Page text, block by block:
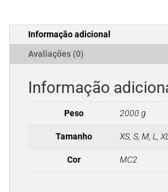
MC2
Informação adicional
Avaliações (0)
Informação
Peso 2000 g
Tamanho XS, S, M, L,
Cor MC2